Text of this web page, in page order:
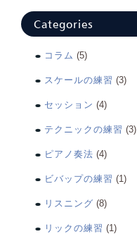
Categories
コラム (5)
スケールの練習 (3)
セッション (4)
テクニックの練習 (3)
ピアノ奏法 (4)
ビバップの練習 (1)
リスニング (8)
リックの練習 (1)